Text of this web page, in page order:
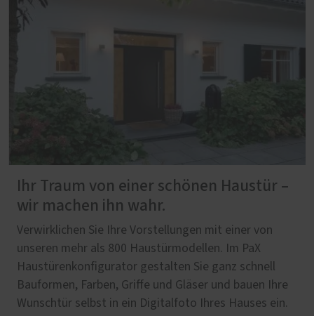
Ihr Traum von einer schönen Haustür –
wir machen ihn wahr.
Verwirklichen Sie Ihre Vorstellungen mit einer von
unseren mehr als 800 Haustürmodellen. Im PaX
Haustürenkonfigurator gestalten Sie ganz schnell
Bauformen, Farben, Griffe und Gläser und bauen Ihre
Wunschtür selbst in ein Digitalfoto Ihres Hauses ein.